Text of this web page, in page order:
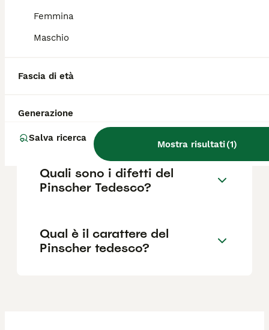
Femmina
Maschio
Fascia di età
Generazione
Salva ricerca
Mostra risultati(1)
Dove posso trovare
Il Pinscher soffre la
solitudine?
Quali sono i difetti del
Pinscher Tedesco?
Qual è il carattere del
Pinscher tedesco?